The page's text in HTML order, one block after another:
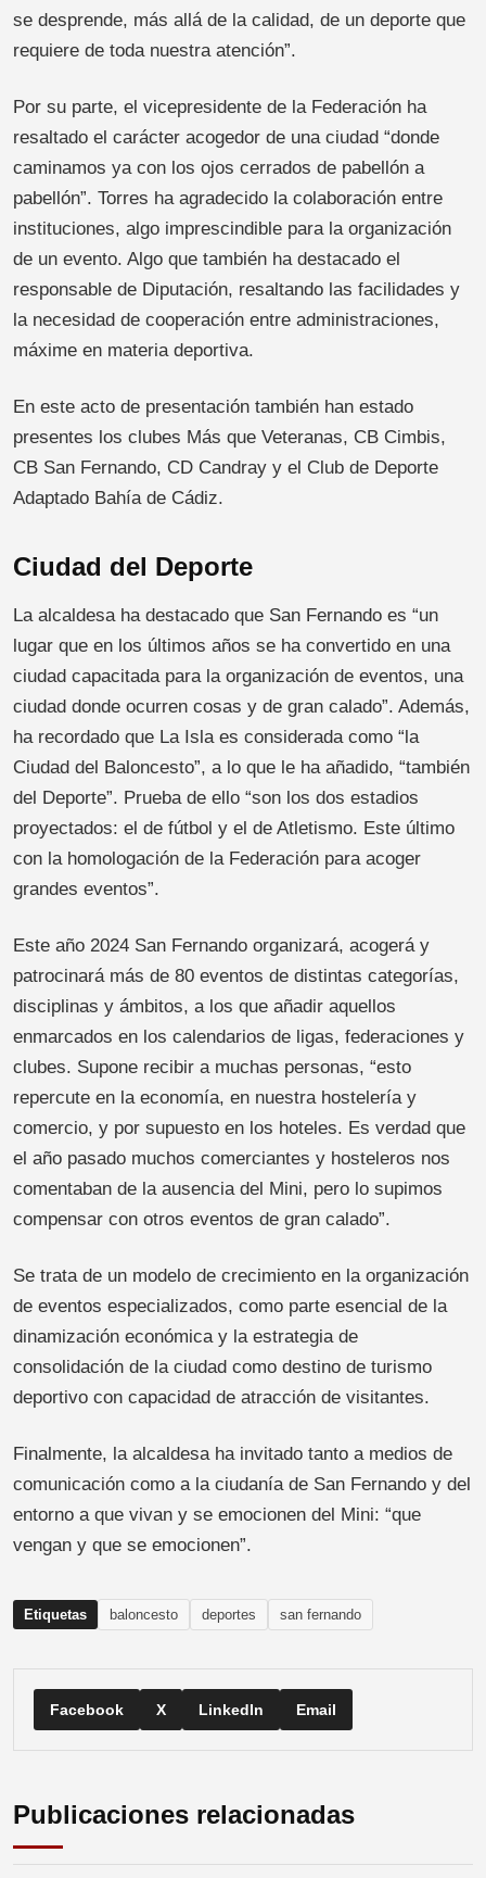
se desprende, más allá de la calidad, de un deporte que
requiere de toda nuestra atención”.
Por su parte, el vicepresidente de la Federación ha
resaltado el carácter acogedor de una ciudad “donde
caminamos ya con los ojos cerrados de pabellón a
pabellón”. Torres ha agradecido la colaboración entre
instituciones, algo imprescindible para la organización
de un evento. Algo que también ha destacado el
responsable de Diputación, resaltando las facilidades y
la necesidad de cooperación entre administraciones,
máxime en materia deportiva.
En este acto de presentación también han estado
presentes los clubes Más que Veteranas, CB Cimbis,
CB San Fernando, CD Candray y el Club de Deporte
Adaptado Bahía de Cádiz.
Ciudad del Deporte
La alcaldesa ha destacado que San Fernando es “un
lugar que en los últimos años se ha convertido en una
ciudad capacitada para la organización de eventos, una
ciudad donde ocurren cosas y de gran calado”. Además,
ha recordado que La Isla es considerada como “la
Ciudad del Baloncesto”, a lo que le ha añadido, “también
del Deporte”. Prueba de ello “son los dos estadios
proyectados: el de fútbol y el de Atletismo. Este último
con la homologación de la Federación para acoger
grandes eventos”.
Este año 2024 San Fernando organizará, acogerá y
patrocinará más de 80 eventos de distintas categorías,
disciplinas y ámbitos, a los que añadir aquellos
enmarcados en los calendarios de ligas, federaciones y
clubes. Supone recibir a muchas personas, “esto
repercute en la economía, en nuestra hostelería y
comercio, y por supuesto en los hoteles. Es verdad que
el año pasado muchos comerciantes y hosteleros nos
comentaban de la ausencia del Mini, pero lo supimos
compensar con otros eventos de gran calado”.
Se trata de un modelo de crecimiento en la organización
de eventos especializados, como parte esencial de la
dinamización económica y la estrategia de
consolidación de la ciudad como destino de turismo
deportivo con capacidad de atracción de visitantes.
Finalmente, la alcaldesa ha invitado tanto a medios de
comunicación como a la ciudanía de San Fernando y del
entorno a que vivan y se emocionen del Mini: “que
vengan y que se emocionen”.
Etiquetas baloncesto deportes san fernando
Facebook X LinkedIn Email
Publicaciones relacionadas